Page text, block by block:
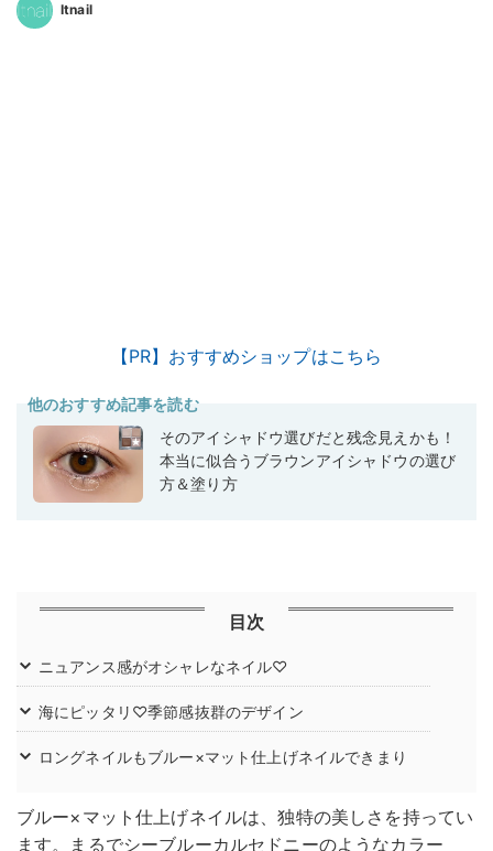
Itnail
【PR】おすすめショップはこちら
他のおすすめ記事を読む
そのアイシャドウ選びだと残念見えかも！
本当に似合うブラウンアイシャドウの選び
方＆塗り方
目次
ニュアンス感がオシャレなネイル♡
海にピッタリ♡季節感抜群のデザイン
ロングネイルもブルー×マット仕上げネイルできまり
ブルー×マット仕上げネイルは、独特の美しさを持ってい
ます。まるでシーブルーカルセドニーのようなカラー